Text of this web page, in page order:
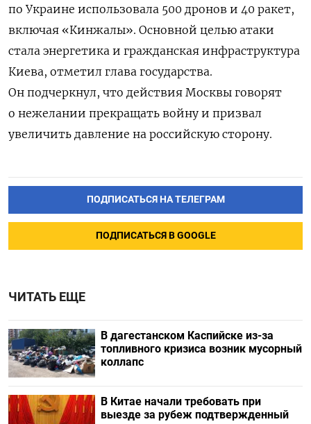
по Украине использовала 500 дронов и 40 ракет,
включая «Кинжалы». Основной целью атаки
стала энергетика и гражданская инфраструктура
Киева, отметил глава государства.
Он подчеркнул, что действия Москвы говорят
о нежелании прекращать войну и призвал
увеличить давление на российскую сторону.
ПОДПИСАТЬСЯ НА ТЕЛЕГРАМ
ПОДПИСАТЬСЯ В GOOGLE
ЧИТАТЬ ЕЩЕ
В дагестанском Каспийске из-за
топливного кризиса возник мусорный
коллапс
В Китае начали требовать при
выезде за рубеж подтвержденный